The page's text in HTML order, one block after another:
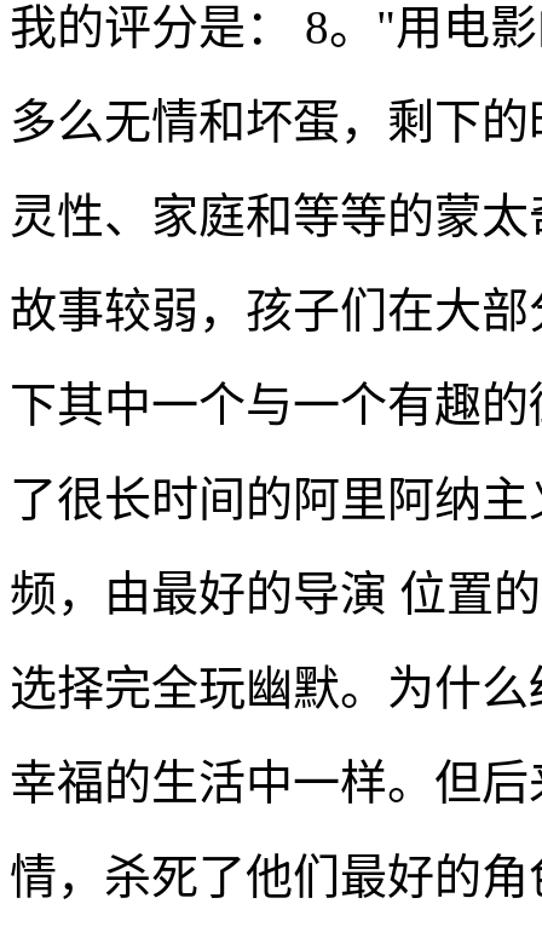
我的评分是： 8。"用电
多么无情和坏蛋，剩下
灵性、家庭和等等的蒙
故事较弱，孩子们在大
下其中一个与一个有趣
了很长时间的阿里阿纳
频，由最好的导演 位置
选择完全玩幽默。为什
幸福的生活中一样。但
情，杀死了他们最好的